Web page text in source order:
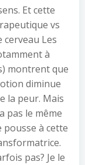
Et cette
vs
cerveau Les
à
montrent que
diminue
la peur. Mais
pas le même
pousse à cette
pas? Je le